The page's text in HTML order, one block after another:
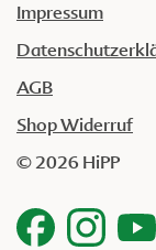
Impressum
AGB
Shop Widerruf
© 2026 HiPP